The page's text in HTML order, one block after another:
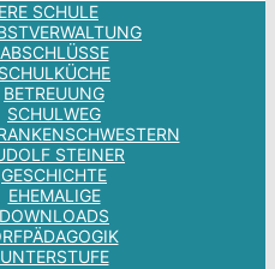
SCHULE
ABSCHLÜSSE
SCHULKÜCHE
BETREUUNG
SCHULWEG
STEINER
GESCHICHTE
EHEMALIGE
DOWNLOADS
UNTERSTUFE